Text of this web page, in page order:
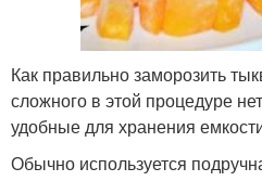
Как правильно заморозить
сложного в этой процедуре
удобные для хранения
Обычно используется